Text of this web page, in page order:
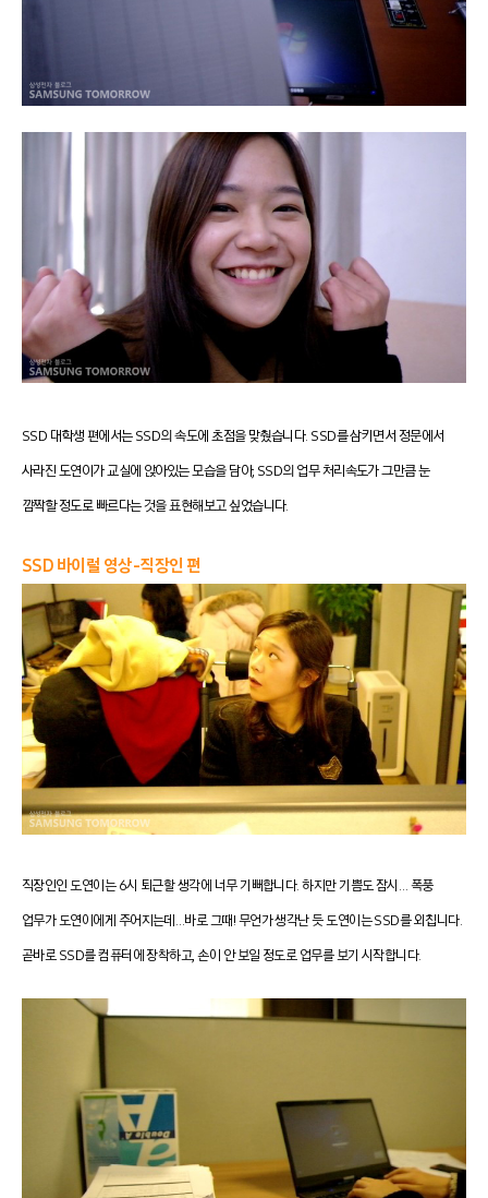
SSD 대학생 편에서는 SSD의 속도에 초점을 맞췄습니다. SSD를 삼키면서 정문에서
사라진 도연이가 교실에 앉아있는 모습을 담아, SSD의 업무 처리속도가 그만큼 눈
깜짝할 정도로 빠르다는 것을 표현해보고 싶었습니다.
SSD 바이럴 영상-직장인 편
직장인인 도연이는 6시 퇴근할 생각에 너무 기뻐합니다. 하지만 기쁨도 잠시… 폭풍
업무가 도연이에게 주어지는데…바로 그때! 무언가 생각난 듯 도연이는 SSD를 외칩니다.
곧바로 SSD를 컴퓨터에 장착하고, 손이 안 보일 정도로 업무를 보기 시작합니다.